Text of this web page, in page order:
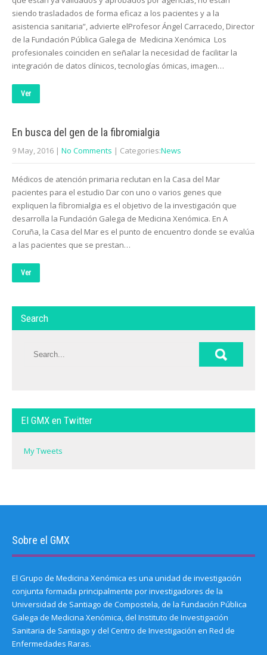
siendo trasladados de forma eficaz a los pacientes y a la
asistencia sanitaria”, advierte elProfesor Ángel Carracedo, Director
de la Fundación Pública Galega de Medicina Xenómica Los
profesionales coinciden en señalar la necesidad de facilitar la
integración de datos clínicos, tecnologías ómicas, imagen…
Ver
En busca del gen de la fibromialgia
9 May, 2016 | No Comments | Categories:News
Médicos de atención primaria reclutan en la Casa del Mar
pacientes para el estudio Dar con uno o varios genes que
expliquen la fibromialgia es el objetivo de la investigación que
desarrolla la Fundación Galega de Medicina Xenómica. En A
Coruña, la Casa del Mar es el punto de encuentro donde se evalúa
a las pacientes que se prestan…
Ver
Search
El GMX en Twitter
My Tweets
Sobre el GMX
El Grupo de Medicina Xenómica es una unidad de investigación
conjunta formada principalmente por investigadores de la
Universidad de Santiago de Compostela, de la Fundación Pública
Galega de Medicina Xenómica, del Instituto de Investigación
Sanitaria de Santiago y del Centro de Investigación en Red de
Enfermedades Raras.